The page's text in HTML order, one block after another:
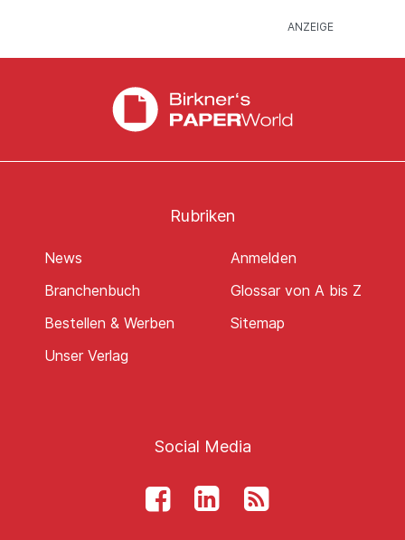
Rubriken
News
Branchenbuch
Bestellen & Werben
Unser Verlag
Anmelden
Glossar von A bis Z
Sitemap
Social Media